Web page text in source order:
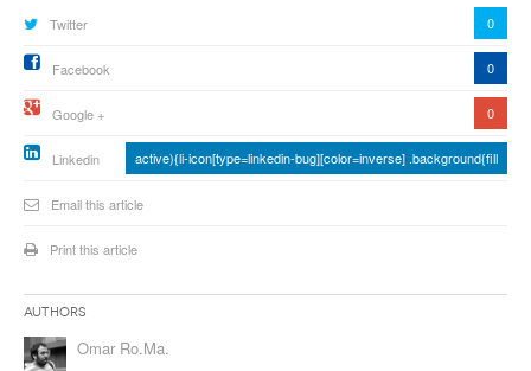
Twitter 0
Facebook 0
Google + 0
Linkedin active){li-icon[type=linkedin-bug][color=inverse] .background{fill
Email this article
Print this article
Authors
Omar Ro.Ma.